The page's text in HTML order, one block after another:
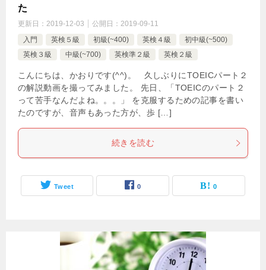
た
更新日： 2019-12-03 公開日： 2019-09-11
入門
英検５級 初級(~400) 英検４級
初中級(~500)
英検３級
中級(~700) 英検準２級 英検２級
こんにちは、かおりです(^^)。 久しぶりにTOEICパート２
の解説動画を撮ってみました。 先日、「TOEICのパート２
って苦手なんだよね。。。」 を克服するための記事を書い
たのですが、音声もあった方が、歩 […]
続きを読む
Tweet 0 0